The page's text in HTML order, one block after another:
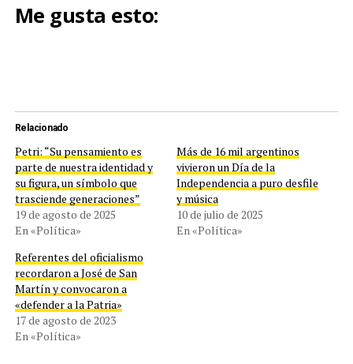
Me gusta esto:
Relacionado
Petri: “Su pensamiento es
parte de nuestra identidad y
su figura, un símbolo que
trasciende generaciones”
19 de agosto de 2025
En «Política»
Más de 16 mil argentinos
vivieron un Día de la
Independencia a puro desfile
y música
10 de julio de 2025
En «Política»
Referentes del oficialismo
recordaron a José de San
Martín y convocaron a
«defender a la Patria»
17 de agosto de 2023
En «Política»